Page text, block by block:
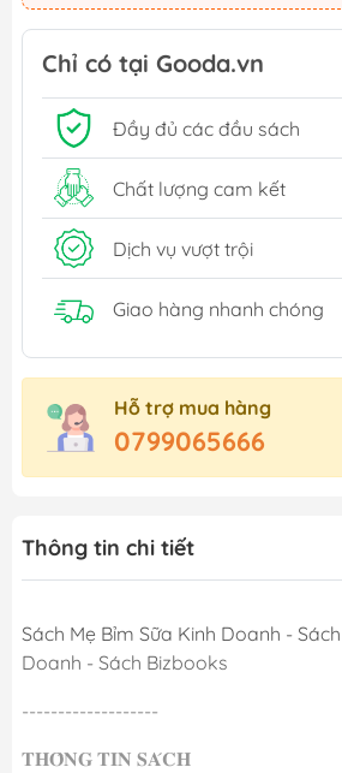
Chỉ có tại Gooda.vn
Đầy đủ các đầu sách
Chất lượng cam kết
Dịch vụ vượt trội
Giao hàng nhanh chóng
Hỗ trợ mua hàng
0799065666
Thông tin chi tiết
Sách Mẹ Bỉm Sữa Kinh Doanh -
Doanh - Sách Bizbooks
-------------------
𝐓𝐇𝐎̂𝐍𝐆 𝐓𝐈𝐍 𝐒𝐀́𝐂𝐇